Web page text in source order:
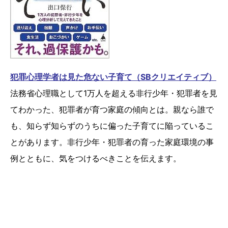
犯罪心理学者は見た危ない子育て（SBクリエイティブ）
法務省心理職として1万人を超える非行少年・犯罪者を見
てわかった、犯罪者が育つ家庭の傾向とは。親なら誰で
も、知らず知らずのうちに偏った子育てに陥っているこ
とがあります。非行少年・犯罪者の育った家庭環境の事
例とともに、気をつけるべきことを伝えます。